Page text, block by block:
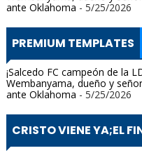
ante Oklahoma - 5/25/2026
PREMIUM TEMPLATES
¡Salcedo FC campeón de la
Wembanyama, dueño y
ante Oklahoma - 5/25/2026
CRISTO VIENE YA;EL